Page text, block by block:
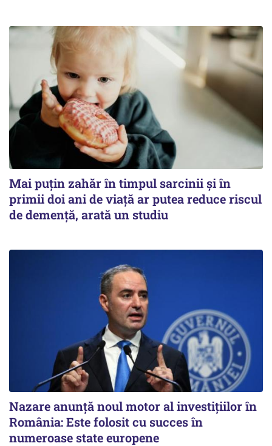
Mai puțin zahăr în timpul sarcinii și în
primii doi ani de viață ar putea reduce riscul
de demență, arată un studiu
Nazare anunță noul motor al investițiilor în
România: Este folosit cu succes în
numeroase state europene